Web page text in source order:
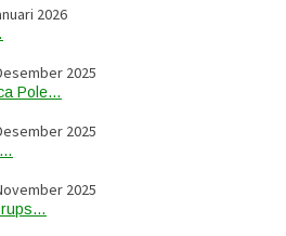
2026
2025
Pole…
2025
2025